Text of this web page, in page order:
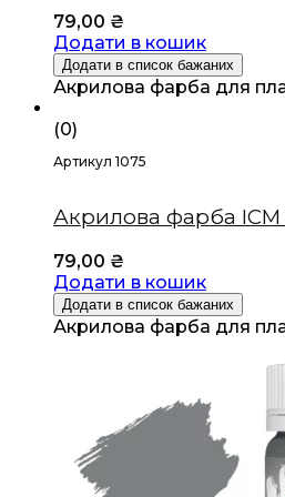
79,00 ₴
Додати в кошик
Додати в список бажаних
Акрилова фарба для
(0)
Артикул 1075
Акрилова фарба ICM
79,00 ₴
Додати в кошик
Додати в список бажаних
Акрилова фарба для